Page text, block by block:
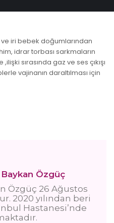
iri bebek doğumlarından
idrar torbası sarkmaların
sırasında gaz ve ses çıkışı
vajinanın daraltılması için
Özgüç
Özgüç 26 Ağustos
2020 yılından beri
Hastanesi’nde